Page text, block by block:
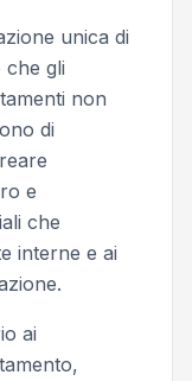
unica di
che gli
non
di
e
che
interne e ai
ai